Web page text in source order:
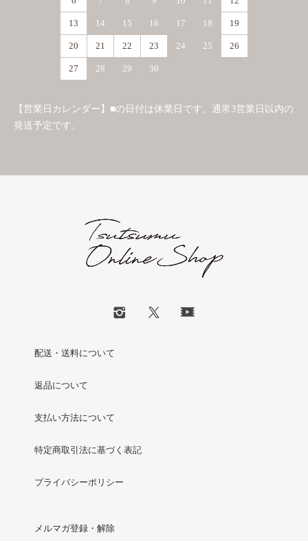
13 14 15 16 17 18 19
20 21 22 23 24 25 26
27 28 29 30
【営業日カレンダー】■の日付は休業日です。通常3営業日以内の
発送予定です。
配送・送料について
返品について
支払い方法について
特定商取引法に基づく表記
プライバシーポリシー
メルマガ登録・解除